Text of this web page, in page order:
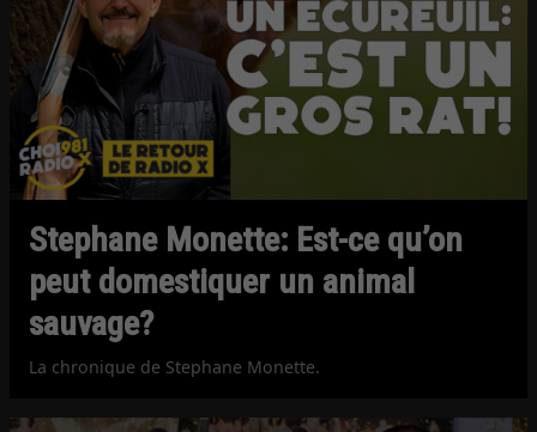
Stephane Monette: Est-ce qu’on
peut domestiquer un animal
sauvage?
La chronique de Stephane Monette.